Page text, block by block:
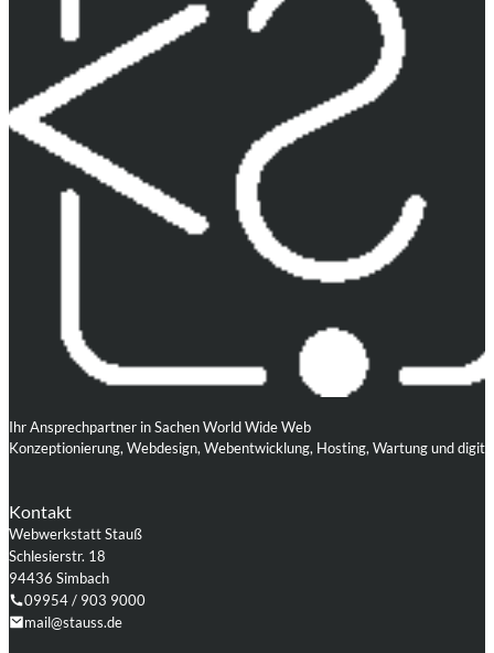
Ihr Ansprechpartner in Sachen World Wide Web
Konzeptionierung, Webdesign, Webentwicklung, Hosting, Wartung und
Kontakt
Webwerkstatt Stauß
Schlesierstr. 18
94436 Simbach
09954 / 903 9000
mail@stauss.de